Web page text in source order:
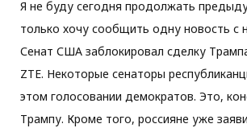
Я не буду сегодня продолжать
только хочу сообщить одну новость с
Сенат США заблокировал сделку
ZTE. Некоторые сенаторы
этом голосовании демократов. Это,
Трампу. Кроме того, россияне уже